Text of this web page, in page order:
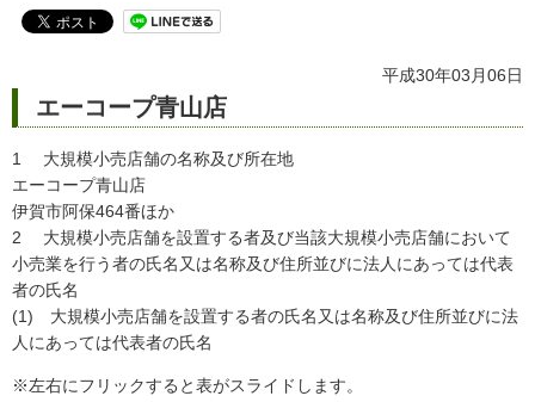
平成30年03月06日
エーコープ青山店
1 大規模小売店舗の名称及び所在地
エーコープ青山店
伊賀市阿保464番ほか
2 大規模小売店舗を設置する者及び当該大規模小売店舗において
小売業を行う者の氏名又は名称及び住所並びに法人にあっては代表
者の氏名
(1) 大規模小売店舗を設置する者の氏名又は名称及び住所並びに法
人にあっては代表者の氏名
※左右にフリックすると表がスライドします。